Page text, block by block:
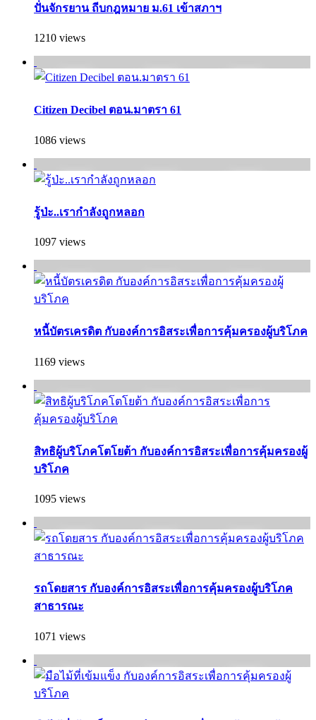
ปั่นจักรยาน ถีบกฎหมาย ม.61 เข้าสภาฯ
1210 views
Citizen Decibel ตอน.มาตรา 61
1086 views
รู้ป่ะ..เรากำลังถูกหลอก
1097 views
หนี้บัตรเครดิต กับองค์การอิสระเพื่อการคุ้มครองผู้บริโภค
1169 views
สิทธิผู้บริโภคโตโยต้า กับองค์การอิสระเพื่อการคุ้มครองผู้
บริโภค
1095 views
รถโดยสาร กับองค์การอิสระเพื่อการคุ้มครองผู้บริโภค
สาธารณะ
1071 views